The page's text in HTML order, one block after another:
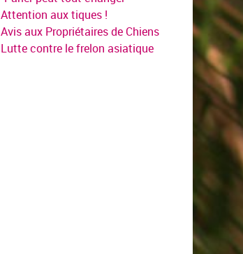
Attention aux tiques !
Avis aux Propriétaires de Chiens
Lutte contre le frelon asiatique